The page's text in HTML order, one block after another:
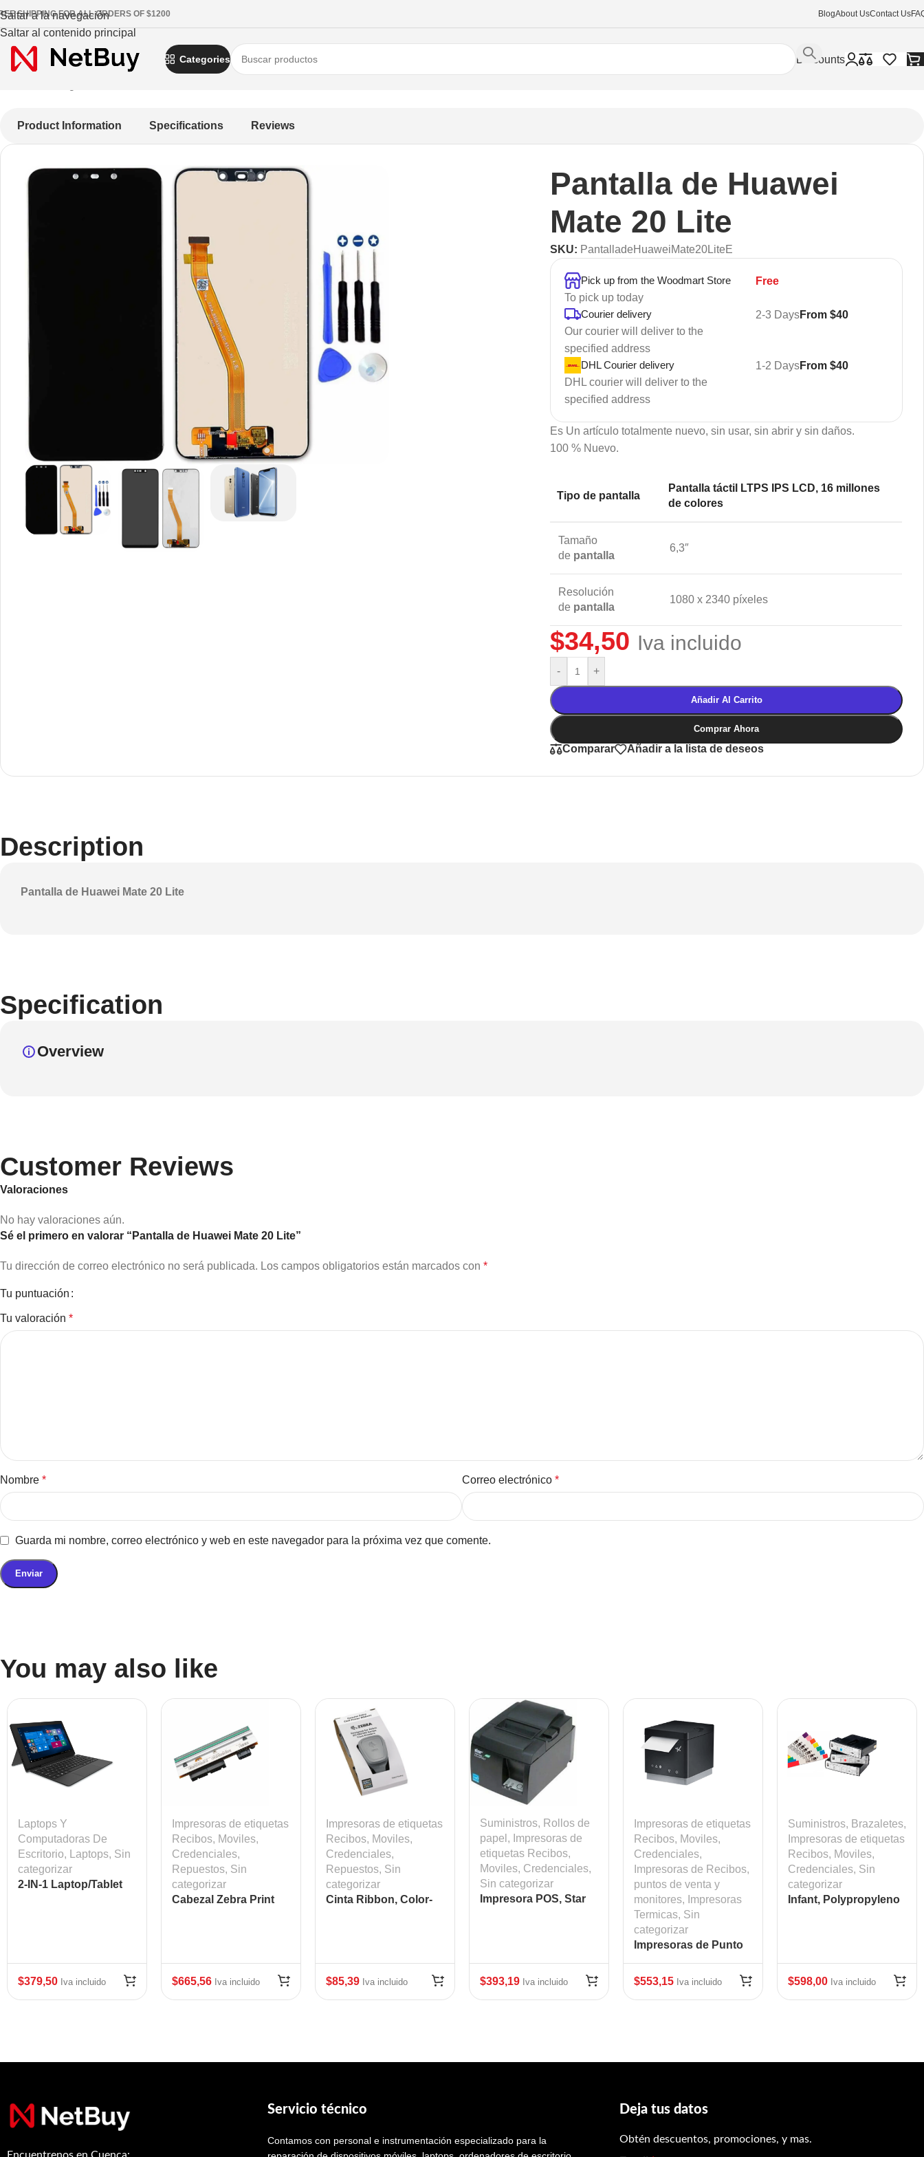
Saltar a la navegación
Saltar al contenido principal
SHIPPING FOR ALL ORDERS OF $1200 BlogAbout UsContact Us
Categories Discounts
Product Information Specifications Reviews
Pantalla de Huawei
Mate 20 Lite
SKU: PantalladeHuaweiMate20LiteE
Pick up from the Woodmart Store
To pick up today
Free
Courier delivery
Our courier will deliver to the
specified address
2-3 DaysFrom $40
DHL Courier delivery
DHL courier will deliver to the
specified address
1-2 DaysFrom $40
Es Un artículo totalmente nuevo, sin usar, sin abrir y sin daños.
100 % Nuevo.
Tipo de pantalla
Pantalla táctil LTPS IPS LCD, 16 millones
de colores
Tamaño
de pantalla
6,3″
Resolución
de pantalla
1080 x 2340 píxeles
$34,50 Iva incluido
- +
Añadir Al Carrito
Comprar Ahora
Comparar Añadir a la lista de deseos
Description
Pantalla de Huawei Mate 20 Lite
Specification
Overview
Customer Reviews
Valoraciones
No hay valoraciones aún.
Sé el primero en valorar “Pantalla de Huawei Mate 20 Lite”
Tu dirección de correo electrónico no será publicada. Los campos obligatorios están marcados con *
Tu puntuación
Tu valoración *
Nombre * Correo electrónico *
Guarda mi nombre, correo electrónico y web en este navegador para la próxima vez que comente.
You may also like
Laptops Y
Computadoras De
Escritorio, Laptops, Sin
categorizar
2-IN-1 Laptop/Tablet
$379,50 Iva incluido
Impresoras de etiquetas
Recibos, Moviles,
Credenciales,
Repuestos, Sin
categorizar
Cabezal Zebra Print
$665,56 Iva incluido
Impresoras de etiquetas
Recibos, Moviles,
Credenciales,
Repuestos, Sin
categorizar
Cinta Ribbon, Color-
$85,39 Iva incluido
Suministros, Rollos de
papel , Impresoras de
etiquetas Recibos,
Moviles, Credenciales,
Sin categorizar
Impresora POS, Star
$393,19 Iva incluido
Impresoras de etiquetas
Recibos, Moviles,
Credenciales,
Impresoras de Recibos,
puntos de venta y
monitores, Impresoras
Termicas, Sin
categorizar
Impresoras de Punto
Mod: STA-39654110
$553,15 Iva incluido
Suministros, Brazaletes,
Impresoras de etiquetas
Recibos, Moviles,
Credenciales, Sin
categorizar
Infant, Polypropyleno
$598,00 Iva incluido
Servicio técnico
Contamos con personal e instrumentación especializado para la
Deja tus datos
Obtén descuentos, promociones, y mas.